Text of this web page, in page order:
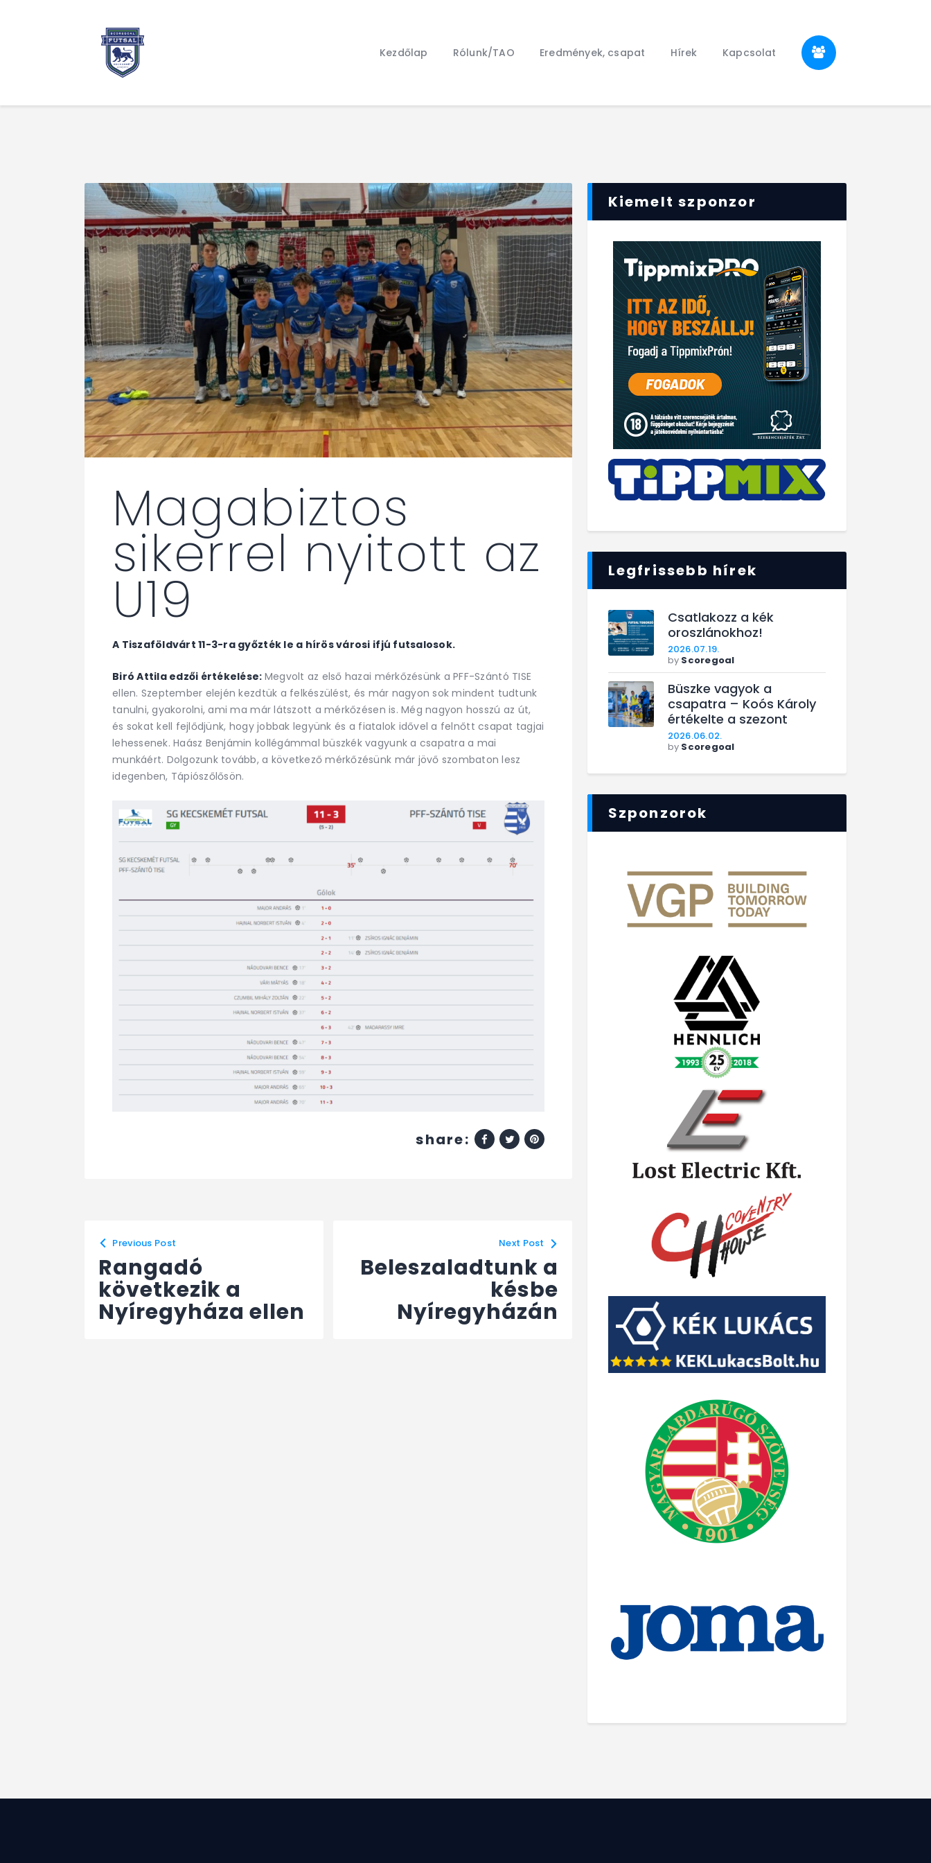
Kezdőlap Rólunk/TAO Eredmények, csapat Hírek Kapcsolat
Eredmények, csapat
Kapcsolat
Magabiztos
sikerrel nyitott az
U19
A Tiszaföldvárt 11-3-ra győzték le a hírös városi ifjú futsalosok.
Biró Attila edzői értékelése: Megvolt az első hazai mérkőzésünk a PFF-Szántó TISE
ellen. Szeptember elején kezdtük a felkészülést, és már nagyon sok mindent tudtunk
tanulni, gyakorolni, ami ma már látszott a mérkőzésen is. Még nagyon hosszú az út,
és sokat kell fejlődjünk, hogy jobbak legyünk és a fiatalok idővel a felnőtt csapat tagjai
lehessenek. Haász Benjámin kollégámmal büszkék vagyunk a csapatra a mai
munkáért. Dolgozunk tovább, a következő mérkőzésünk már jövő szombaton lesz
idegenben, Tápiószőlősön.
share:
Previous Post
Rangadó
következik a
Nyíregyháza ellen
Next Post
Beleszaladtunk a
késbe
Nyíregyházán
Kiemelt szponzor
Legfrissebb hírek
Csatlakozz a kék
oroszlánokhoz!
2026.07.19.
by Scoregoal
Büszke vagyok a
csapatra – Koós Károly
értékelte a szezont
2026.06.02.
by Scoregoal
Szponzorok